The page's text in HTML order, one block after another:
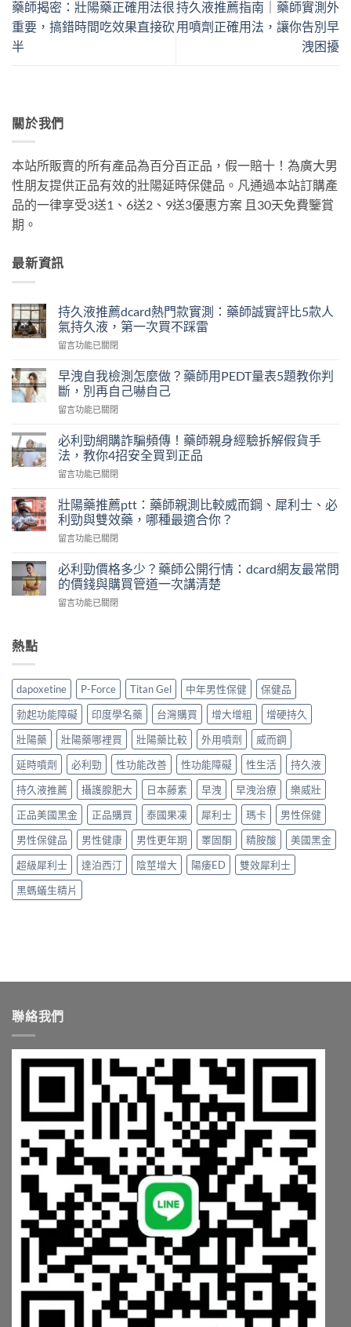
藥師揭密：壯陽藥正確用法很
重要，搞錯時間吃效果直接砍
半
持久液推薦指南｜藥師實測外
用噴劑正確用法，讓你告別早
洩困擾
關於我們
本站所販賣的所有產品為百分百正品，假一賠十！為廣大男
性朋友提供正品有效的壯陽延時保健品。凡通過本站訂購產
品的一律享受3送1、6送2、9送3優惠方案 且30天免費鑒賞
期。
最新資訊
持久液推薦dcard熱門款實測：藥師誠實評比5款人
氣持久液，第一次買不踩雷
在
久
液
推
薦
熱
門
款
實
藥
師
實
比
5
款
第
一
次
買
不
踩
雷〉
中
留言功能已關閉
早洩自我檢測怎麼做？藥師用PEDT量表5題教你判
斷，別再自己嚇自己
在
洩
自
我
檢
怎
麼
做？
藥
用
PEDT
表
斷，
別
再
自
己
嚇
己〉
中
留言功能已關閉
必利勁網購詐騙頻傳！藥師親身經驗拆解假貨手
法，教你4招安全買到正品
在
利
勁
網
購
騙
頻
傳！
藥
拆
解
假
貨
手
法，
你
4
招
安
全
買
到
正
品〉
中
留言功能已關閉
壯陽藥推薦ptt：藥師親測比較威而鋼、犀利士、必
利勁與雙效藥，哪種最適合你？
在
陽
藥
推
薦
較
威
而
鋼、
犀
士、
必
利
勁
與
雙
效
藥，
哪
種
留言功能已關閉
必利勁價格多少？藥師公開行情：dcard網友最常問
的價錢與購買管道一次講清楚
在
多
少？
藥
師
公
開
情：
dcard
網
友
最
常
問
的
價
錢
清
留言功能已關閉
熱點
dapoxetine P-Force Titan Gel 中年男性保健
保健品
勃起功能障礙
印度學名藥 台灣購買 增大增粗
增硬持久
壯陽藥
壯陽藥哪裡買 壯陽藥比較 外用噴劑
威而鋼
延時噴劑
必利勁 性功能改善 性功能障礙 性生活
持久液
持久液推薦
攝護腺肥大 日本藤素 早洩 早洩治療
樂威壯
正品美國黑金
正品購買 泰國果凍 犀利士 瑪卡
男性保健
男性保健品
男性健康 男性更年期 睪固酮 精胺酸
美國黑金
超級犀利士
達泊西汀 陰莖增大 陽痿ED
雙效犀利士
黑螞蟻生精片
聯絡我們